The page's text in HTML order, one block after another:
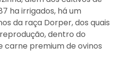
ha irrigados, há um
da raça Dorper, dos quais
dentro do
carne premium de ovinos